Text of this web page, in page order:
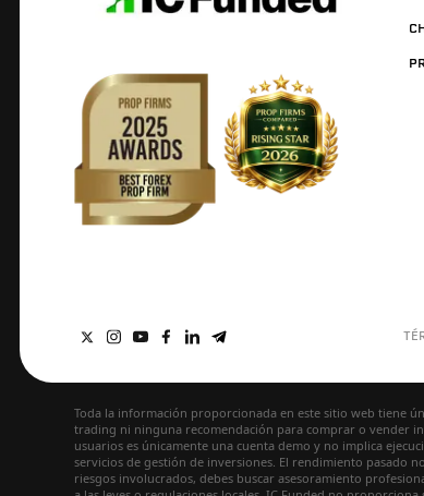
Toda la información proporcionada en este sitio web tiene
trading ni ninguna recomendación para comprar o vender
usuarios es únicamente una cuenta demo y no implica
servicios de gestión de inversiones. El rendimiento pasado
riesgos involucrados, debes buscar asesoramiento